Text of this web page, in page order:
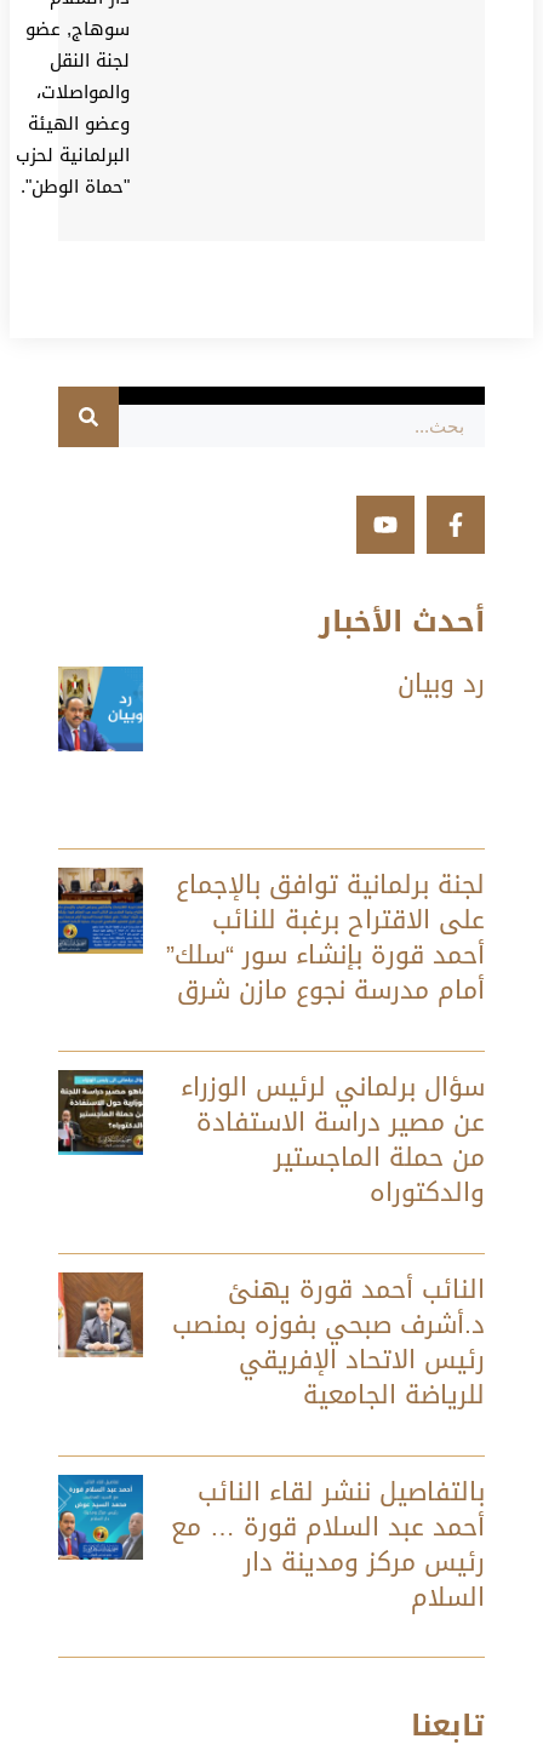
سوهاج, عضو
لجنة النقل
والمواصلات،
وعضو الهيئة
البرلمانية لحزب
"حماة الوطن".
أحدث الأخبار
رد وبيان
لجنة برلمانية توافق بالإجماع
على الاقتراح برغبة للنائب
أحمد قورة بإنشاء سور “سلك”
أمام مدرسة نجوع مازن شرق
سؤال برلماني لرئيس الوزراء
عن مصير دراسة الاستفادة
من حملة الماجستير
والدكتوراه
النائب أحمد قورة يهنئ
د.أشرف صبحي بفوزه بمنصب
رئيس الاتحاد الإفريقي
للرياضة الجامعية
بالتفاصيل ننشر لقاء النائب
أحمد عبد السلام قورة … مع
رئيس مركز ومدينة دار
السلام
تابعنا